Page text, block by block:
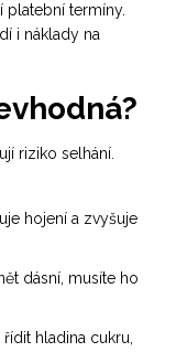
platební termíny.
i náklady na
riziko selhání.
hojení a zvyšuje
dásní, musíte ho
hladina cukru,